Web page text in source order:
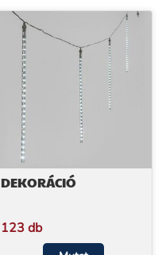
DEKORÁCIÓ
123 db